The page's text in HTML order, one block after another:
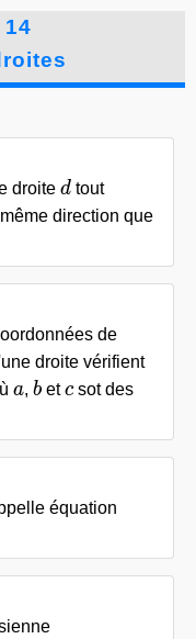
droite d
d tout
même direction que
de
droite vérifient
a
a, b
betc
csot des
équation